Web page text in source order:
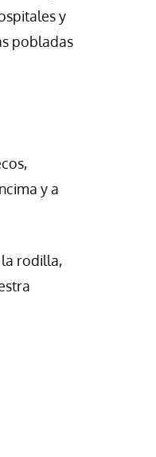
y
pobladas
y a
rodilla,